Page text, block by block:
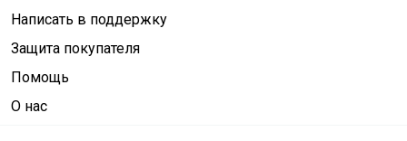
Написать в поддержку
Защита покупателя
Помощь
О нас